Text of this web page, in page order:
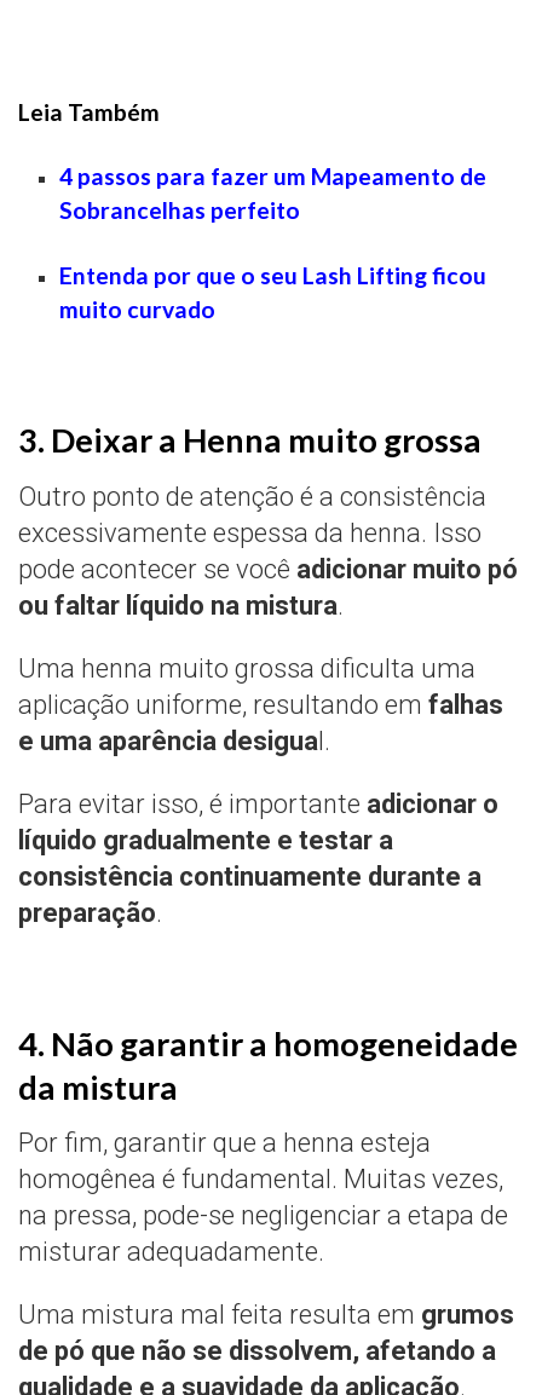
Leia Também
4 passos para fazer um Mapeamento de
Sobrancelhas perfeito
Entenda por que o seu Lash Lifting ficou
muito curvado
3. Deixar a Henna muito grossa
Outro ponto de atenção é a consistência
excessivamente espessa da henna. Isso
pode acontecer se você adicionar muito pó
ou faltar líquido na mistura.
Uma henna muito grossa dificulta uma
aplicação uniforme, resultando em falhas
e uma aparência desigual.
Para evitar isso, é importante adicionar o
líquido gradualmente e testar a
consistência continuamente durante a
preparação.
4. Não garantir a homogeneidade
da mistura
Por fim, garantir que a henna esteja
homogênea é fundamental. Muitas vezes,
na pressa, pode-se negligenciar a etapa de
misturar adequadamente.
Uma mistura mal feita resulta em grumos
de pó que não se dissolvem, afetando a
qualidade e a suavidade da aplicação.